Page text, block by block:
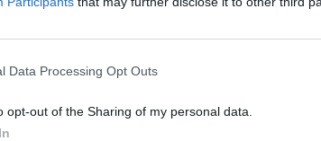
Data Processing Opt Outs
opt-out of the Sharing of my personal data.
(Werder Bremen), Tomáš Vaclík (Sevilla)
(Viktoria Plzeň), Ondřej Čelůstka (Sparta Praha),
Tomáš Kalas (Bristol City), Tomáš
(Slavia Praha)